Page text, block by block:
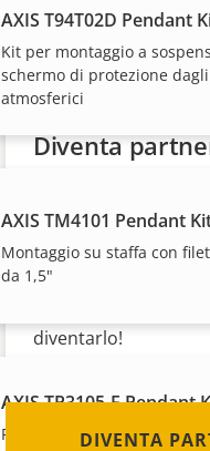
AXIS T94T02D Pendant
Kit per montaggio a
schermo di protezione
atmosferici
AXIS TM4101 Pendant
Montaggio su staffa con
da 1,5"
AXIS TP3105-E Pendant
Per l'uso in ambienti interni
Diventa
distributore, un
un integratore di
Abbiamo partner in
diventarlo!
DIVENTA